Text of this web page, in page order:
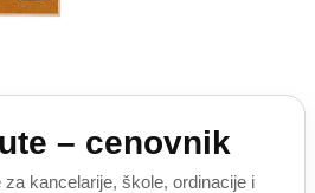
– cenovnik
za kancelarije, škole, ordinacije i